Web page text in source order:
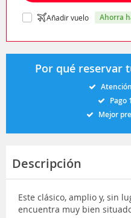
Añadir vuelo ahorra
Por qué reservar
Pago
Mejor
Descripción
Este clásico, amplio y, sin
encuentra muy bien